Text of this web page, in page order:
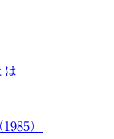
は
）